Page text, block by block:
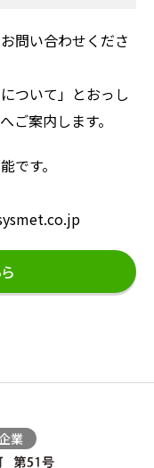
問い合わせくださ
ついて」とおっし
ご案内します。
です。
業